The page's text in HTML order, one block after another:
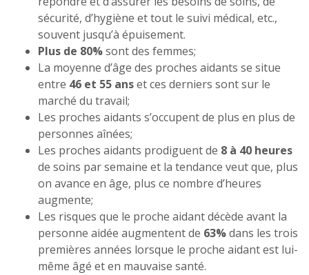
sécurité, d’hygiène et tout le suivi médical, etc.,
souvent jusqu’à épuisement.
Plus de 80%sont des femmes;
La moyenne d’âge des proches aidants se situe
entre 46 et 55 anset ces derniers sont sur le
marché du travail;
Les proches aidants s’occupent de plus en plus de
personnes aînées;
Les proches aidants prodiguent de 8 à 40 heures
de soins par semaine et la tendance veut que, plus
on avance en âge, plus ce nombre d’heures
augmente;
Les risques que le proche aidant décède avant la
personne aidée augmentent de 63%dans les trois
premières années lorsque le proche aidant est lui-
même âgé et en mauvaise santé.